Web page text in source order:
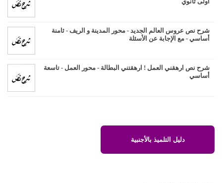
أولى ثانوي
شرح نص عروس العالم الجديد - محور المدينة و الريف - ثامنة
أساسي - مع الإجابة عن الأسئلة
شرح نص ارهقني العمل ! ارهقتني البطالة - محور العمل - تاسعة
أساسي
دليل التلميذ بالأجنبية